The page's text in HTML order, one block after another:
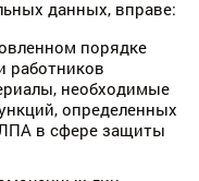
данных, вправе:
порядке
работников
необходимые
определенных
в сфере защиты